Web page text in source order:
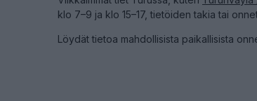
klo 7–9 ja klo 15–17, tietöiden takia tai
Löydät tietoa mahdollisista paikallisista